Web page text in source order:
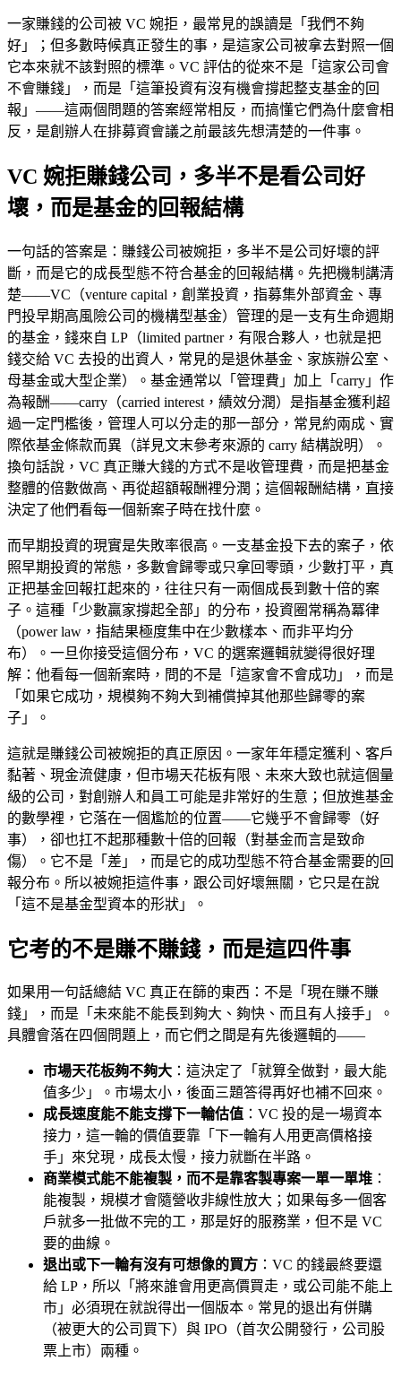
一家賺錢的公司被 VC 婉拒，最常見的誤讀是「我們不夠
好」；但多數時候真正發生的事，是這家公司被拿去對照一個
它本來就不該對照的標準。VC 評估的從來不是「這家公司會
不會賺錢」，而是「這筆投資有沒有機會撐起整支基金的回
報」——這兩個問題的答案經常相反，而搞懂它們為什麼會相
反，是創辦人在排募資會議之前最該先想清楚的一件事。
VC 婉拒賺錢公司，多半不是看公司好
壞，而是基金的回報結構
一句話的答案是：賺錢公司被婉拒，多半不是公司好壞的評
斷，而是它的成長型態不符合基金的回報結構。先把機制講清
楚——VC（venture capital，創業投資，指募集外部資金、專
門投早期高風險公司的機構型基金）管理的是一支有生命週期
的基金，錢來自 LP（limited partner，有限合夥人，也就是把
錢交給 VC 去投的出資人，常見的是退休基金、家族辦公室、
母基金或大型企業）。基金通常以「管理費」加上「carry」作
為報酬——carry（carried interest，績效分潤）是指基金獲利超
過一定門檻後，管理人可以分走的那一部分，常見約兩成、實
際依基金條款而異（詳見文末參考來源的 carry 結構說明）。
換句話說，VC 真正賺大錢的方式不是收管理費，而是把基金
整體的倍數做高、再從超額報酬裡分潤；這個報酬結構，直接
決定了他們看每一個新案子時在找什麼。
而早期投資的現實是失敗率很高。一支基金投下去的案子，依
照早期投資的常態，多數會歸零或只拿回零頭，少數打平，真
正把基金回報扛起來的，往往只有一兩個成長到數十倍的案
子。這種「少數贏家撐起全部」的分布，投資圈常稱為冪律
（power law，指結果極度集中在少數樣本、而非平均分
布）。一旦你接受這個分布，VC 的選案邏輯就變得很好理
解：他看每一個新案時，問的不是「這家會不會成功」，而是
「如果它成功，規模夠不夠大到補償掉其他那些歸零的案
子」。
這就是賺錢公司被婉拒的真正原因。一家年年穩定獲利、客戶
黏著、現金流健康，但市場天花板有限、未來大致也就這個量
級的公司，對創辦人和員工可能是非常好的生意；但放進基金
的數學裡，它落在一個尷尬的位置——它幾乎不會歸零（好
事），卻也扛不起那種數十倍的回報（對基金而言是致命
傷）。它不是「差」，而是它的成功型態不符合基金需要的回
報分布。所以被婉拒這件事，跟公司好壞無關，它只是在說
「這不是基金型資本的形狀」。
它考的不是賺不賺錢，而是這四件事
如果用一句話總結 VC 真正在篩的東西：不是「現在賺不賺
錢」，而是「未來能不能長到夠大、夠快、而且有人接手」。
具體會落在四個問題上，而它們之間是有先後邏輯的——
市場天花板夠不夠大 ：這決定了「就算全做對，最大能
值多少」。市場太小，後面三題答得再好也補不回來。
成長速度能不能支撐下一輪估值 ：VC 投的是一場資本
接力，這一輪的價值要靠「下一輪有人用更高價格接
手」來兌現，成長太慢，接力就斷在半路。
商業模式能不能複製，而不是靠客製專案一單一單堆 ：
能複製，規模才會隨營收非線性放大；如果每多一個客
戶就多一批做不完的工，那是好的服務業，但不是 VC
要的曲線。
退出或下一輪有沒有可想像的買方 ：VC 的錢最終要還
給 LP，所以「將來誰會用更高價買走，或公司能不能上
市」必須現在就說得出一個版本。常見的退出有併購
（被更大的公司買下）與 IPO（首次公開發行，公司股
票上市）兩種。